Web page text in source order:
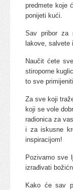
predmete koje
ponijeti kući.
Sav pribor za
lakove, salvete
Naučit ćete
stiroporne
to sve
Za sve koji
koji se vole
radionica za
i za iskusne
inspiracijom!
Pozivamo sve
izrađivati
Kako će sav